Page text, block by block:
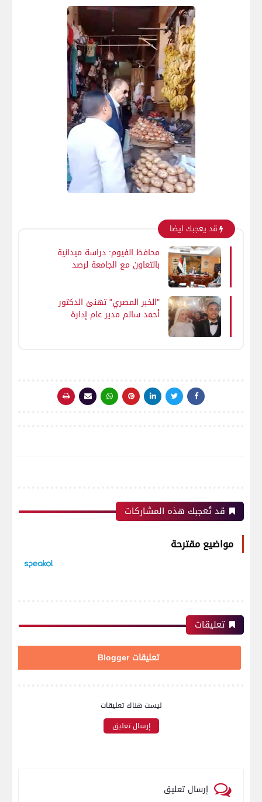
قد يعجبك ايضا
محافظ الفيوم: دراسة ميدانية
بالتعاون مع الجامعة لرصد
"الخبر المصري" تهنئ الدكتور
أحمد سالم مدير عام إدارة
قد تُعجبك هذه المشاركات
مواضيع مقترحة
تعليقات
تعليقات Blogger
ليست هناك تعليقات
إرسال تعليق
إرسال تعليق